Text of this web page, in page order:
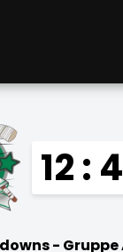
12 : 4
- Gruppe